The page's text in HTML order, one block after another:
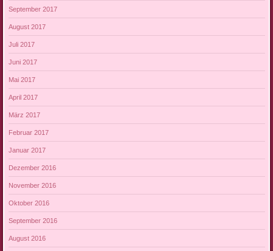
September 2017
August 2017
Juli 2017
Juni 2017
Mai 2017
April 2017
März 2017
Februar 2017
Januar 2017
Dezember 2016
November 2016
Oktober 2016
September 2016
August 2016